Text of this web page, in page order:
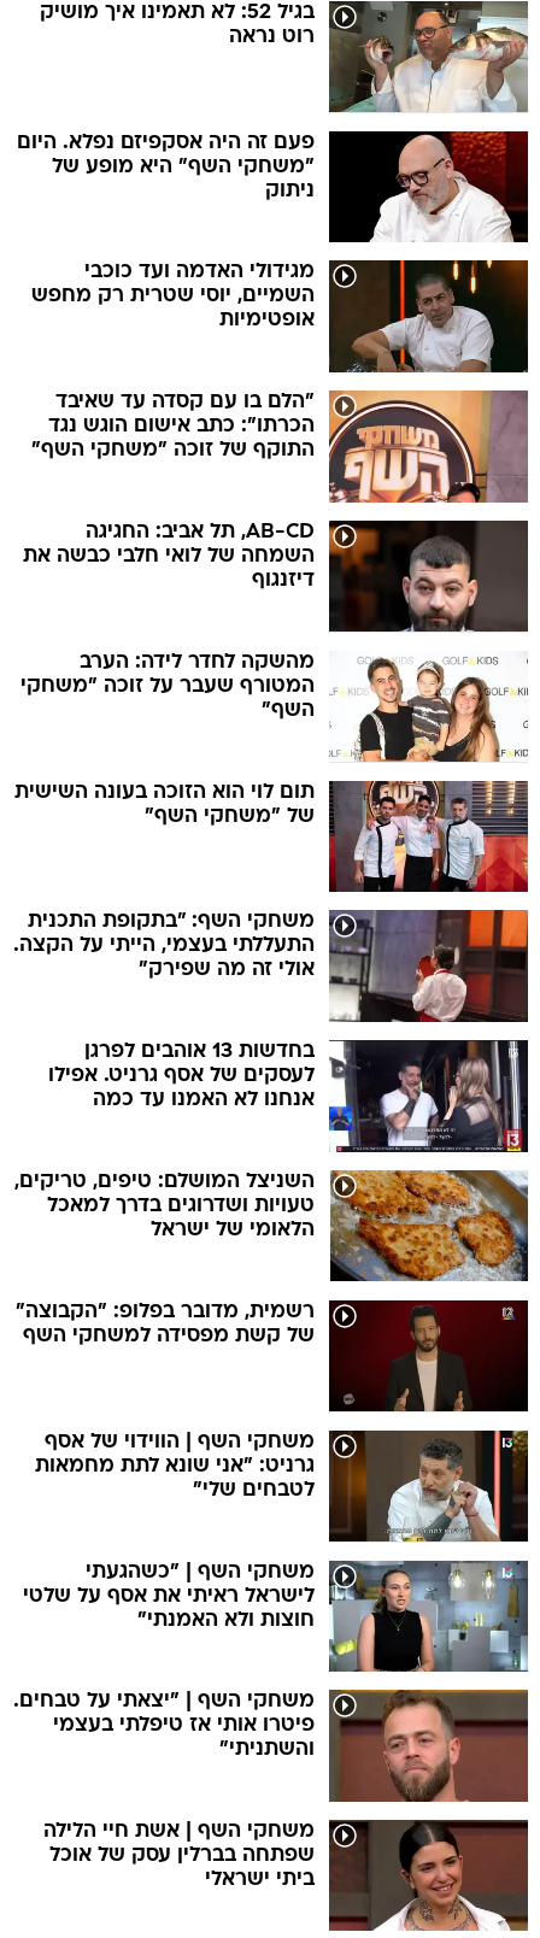
בגיל 52: לא תאמינו איך מושיק
רוט נראה
פעם זה היה אסקפיזם נפלא. היום
"משחקי השף" היא מופע של
ניתוק
מגידולי האדמה ועד כוכבי
השמיים, יוסי שטרית רק מחפש
אופטימיות
"הלם בו עם קסדה עד שאיבד
הכרתו": כתב אישום הוגש נגד
התוקף של זוכה "משחקי השף"
AB-CD, תל אביב: החגיגה
השמחה של לואי חלבי כבשה את
דיזנגוף
מהשקה לחדר לידה: הערב
המטורף שעבר על זוכה "משחקי
השף"
תום לוי הוא הזוכה בעונה השישית
של "משחקי השף"
משחקי השף: "בתקופת התכנית
התעללתי בעצמי, הייתי על הקצה.
אולי זה מה שפירק"
בחדשות 13 אוהבים לפרגן
לעסקים של אסף גרניט. אפילו
אנחנו לא האמנו עד כמה
השניצל המושלם: טיפים, טריקים,
טעויות ושדרוגים בדרך למאכל
הלאומי של ישראל
רשמית, מדובר בפלופ: "הקבוצה"
של קשת מפסידה למשחקי השף
משחקי השף | הווידוי של אסף
גרניט: "אני שונא לתת מחמאות
לטבחים שלי"
משחקי השף | "כשהגעתי
לישראל ראיתי את אסף על שלטי
חוצות ולא האמנתי"
משחקי השף | "יצאתי על טבחים.
פיטרו אותי אז טיפלתי בעצמי
והשתניתי"
משחקי השף | אשת חיי הלילה
שפתחה בברלין עסק של אוכל
ביתי ישראלי